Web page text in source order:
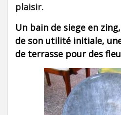
plaisir.
Un bain de siege en
de son utilité initiale,
de terrasse pour des